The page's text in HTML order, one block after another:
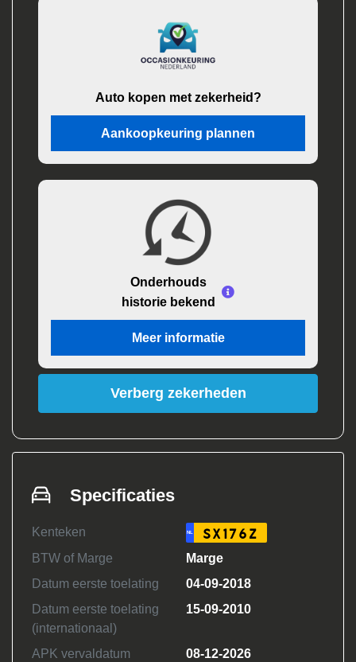
Auto kopen met zekerheid?
Aankoopkeuring plannen
Onderhouds
historie bekend
Meer informatie
Verberg zekerheden
Specificaties
Kenteken NL SX176Z
BTW of Marge
Marge
Datum eerste toelating
04-09-2018
Datum eerste toelating
(internationaal)
15-09-2010
APK vervaldatum
08-12-2026